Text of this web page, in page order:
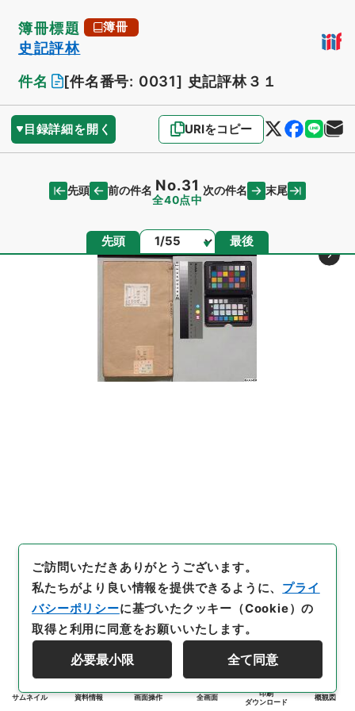
簿冊標題 簿冊
史記評林
件名
[件名番号: 0031] 史記評林３１
目録詳細を開く URIをコピー
先頭 前の件名 No.31
全40点中
次の件名 末尾
先頭 ページ 最後
サムネイル 資料情報 画面操作 全画面
印刷
ダウンロード
概観図
ご訪問いただきありがとうございます。
私たちがより良い情報を提供できるように、 プライ
バシーポリシーに基づいたクッキー（Cookie）の
取得と利用に同意をお願いいたします。
必要最小限 全て同意